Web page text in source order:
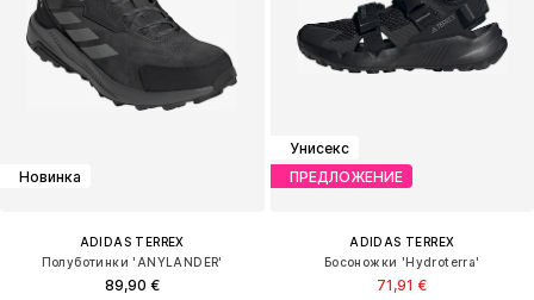
Новинка
ADIDAS TERREX
Полуботинки 'ANYLANDER'
89,90 €
Унисекс
ПРЕДЛОЖЕНИЕ
ADIDAS TERREX
Босоножки 'Hydroterra'
71,91 €